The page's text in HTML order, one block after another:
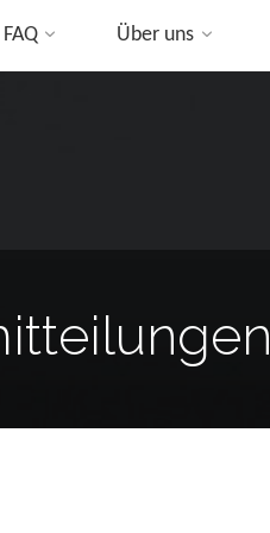
FAQ Über uns